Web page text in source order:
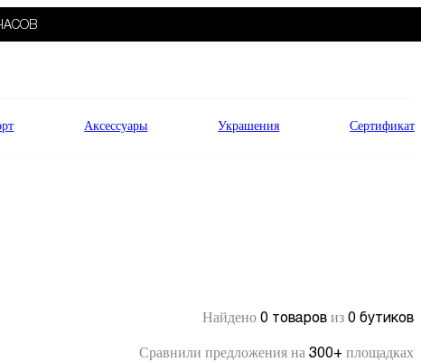
Аксессуары Украшения Сертификат
Найдено 0 товаров из 0 бутиков
Сравнили предложения на 300+ площадках